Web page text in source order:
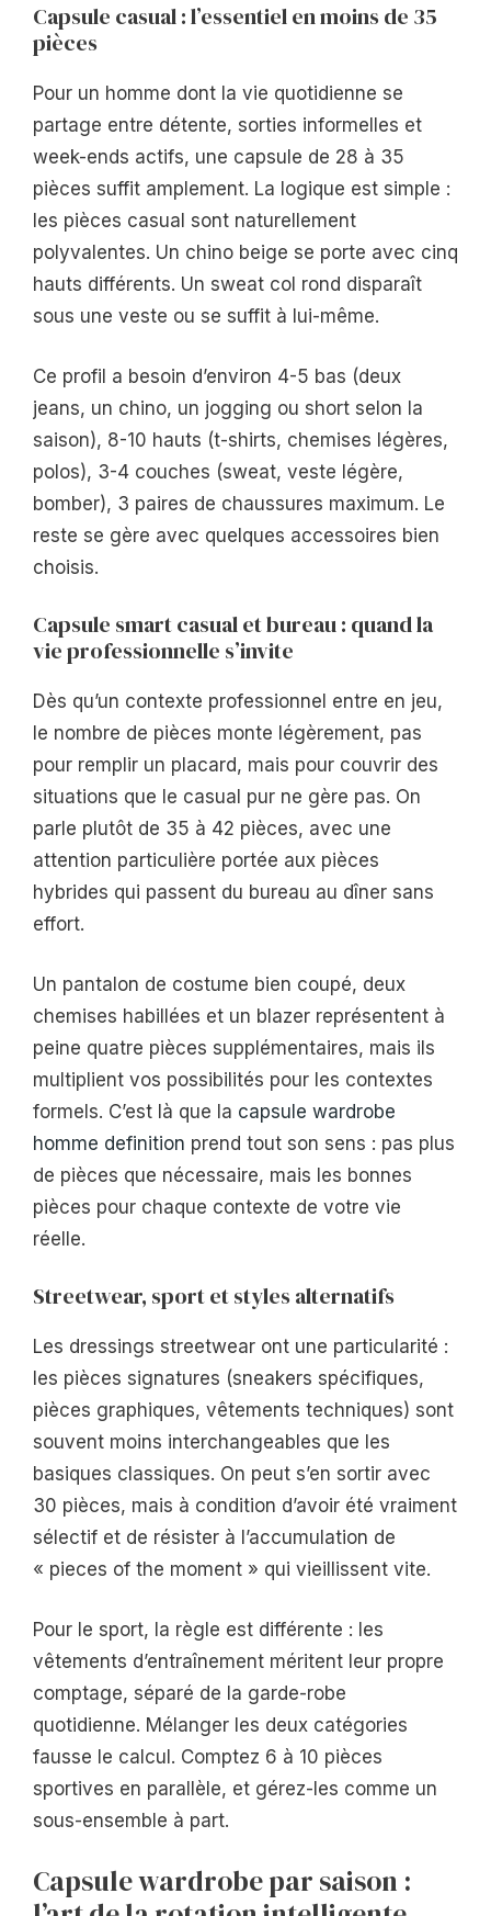
Capsule casual : l’essentiel en moins de 35
pièces
Pour un homme dont la vie quotidienne se
partage entre détente, sorties informelles et
week-ends actifs, une capsule de 28 à 35
pièces suffit amplement. La logique est simple :
les pièces casual sont naturellement
polyvalentes. Un chino beige se porte avec cinq
hauts différents. Un sweat col rond disparaît
sous une veste ou se suffit à lui-même.
Ce profil a besoin d’environ 4-5 bas (deux
jeans, un chino, un jogging ou short selon la
saison), 8-10 hauts (t-shirts, chemises légères,
polos), 3-4 couches (sweat, veste légère,
bomber), 3 paires de chaussures maximum. Le
reste se gère avec quelques accessoires bien
choisis.
Capsule smart casual et bureau : quand la
vie professionnelle s’invite
Dès qu’un contexte professionnel entre en jeu,
le nombre de pièces monte légèrement, pas
pour remplir un placard, mais pour couvrir des
situations que le casual pur ne gère pas. On
parle plutôt de 35 à 42 pièces, avec une
attention particulière portée aux pièces
hybrides qui passent du bureau au dîner sans
effort.
Un pantalon de costume bien coupé, deux
chemises habillées et un blazer représentent à
peine quatre pièces supplémentaires, mais ils
multiplient vos possibilités pour les contextes
formels. C’est là que la capsule wardrobe
homme definition prend tout son sens : pas plus
de pièces que nécessaire, mais les bonnes
pièces pour chaque contexte de votre vie
réelle.
Streetwear, sport et styles alternatifs
Les dressings streetwear ont une particularité :
les pièces signatures (sneakers spécifiques,
pièces graphiques, vêtements techniques) sont
souvent moins interchangeables que les
basiques classiques. On peut s’en sortir avec
30 pièces, mais à condition d’avoir été vraiment
sélectif et de résister à l’accumulation de
« pieces of the moment » qui vieillissent vite.
Pour le sport, la règle est différente : les
vêtements d’entraînement méritent leur propre
comptage, séparé de la garde-robe
quotidienne. Mélanger les deux catégories
fausse le calcul. Comptez 6 à 10 pièces
sportives en parallèle, et gérez-les comme un
sous-ensemble à part.
Capsule wardrobe par saison :